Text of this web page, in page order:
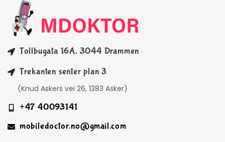
Tollbugata 16A, 3044 Drammen
Trekanten senter plan 3
(Knud Askers vei 26, 1383 Asker)
+47 40093141
mobiledoctor.no@gmail.com